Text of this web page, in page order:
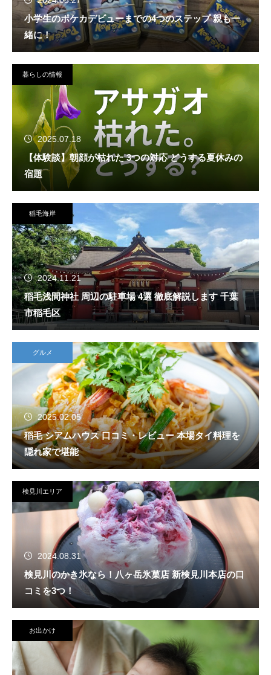
小学生のポケカデビューまでの4つのステップ 親も一
緒に！
暮らしの情報
2025.07.18
【体験談】朝顔が枯れた 3つの対応 どうする夏休みの
宿題
稲毛海岸
2024.11.21
稲毛浅間神社 周辺の駐車場 4選 徹底解説します 千葉
市稲毛区
グルメ
2025.02.05
稲毛 シアムハウス 口コミ・レビュー 本場タイ料理を
隠れ家で堪能
検見川エリア
2024.08.31
検見川のかき氷なら！八ヶ岳氷菓店 新検見川本店の口
コミを3つ！
お出かけ